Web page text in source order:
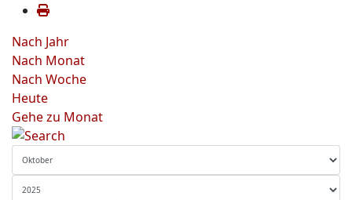
Nach Jahr
Nach Monat
Nach Woche
Heute
Gehe zu Monat